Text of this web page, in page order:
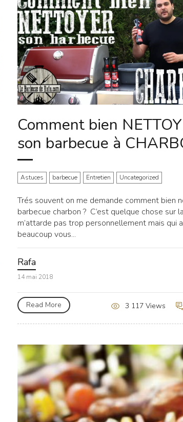
Comment bien
son barbecue à
Astuces barbecue Entretien Uncategorized
Trés souvent on me demande comment bien
barbecue charbon ? C’est quelque chose sur
m’attarde pas trop personnellement mais qui a
beaucoup vous...
Rafa
14 mai 2018
Read More 3 117 Views